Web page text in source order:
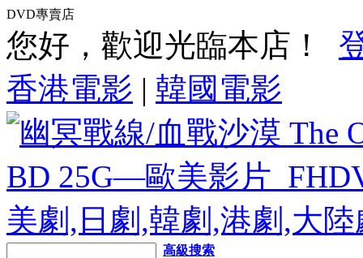
DVD專賣店
您好，歡迎光臨本店！
香港電影 | 韓國電影
高級搜索